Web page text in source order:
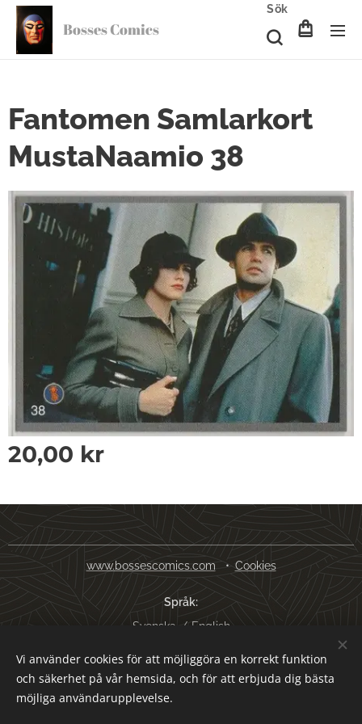
Bosses Comics
Sök
Fantomen Samlarkort
MustaNaamio 38
20,00 kr
www.bossescomics.com Cookies
Språk
Svenska
English
Valutor
SEK kr
USD $ EUR € AUD $
Vi använder cookies för att möjliggöra en korrekt funktion
och säkerhet på vår hemsida, och för att erbjuda dig bästa
möjliga användarupplevelse.